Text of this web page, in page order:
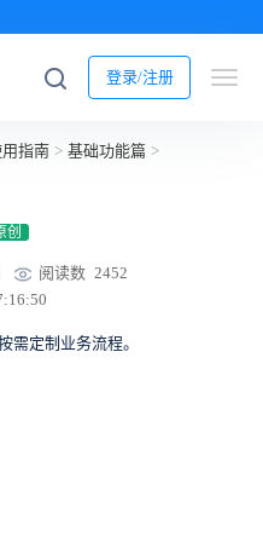
登录/注册
指南 > 基础功能篇 >
创
阅读数 2452
需定制业务流程。